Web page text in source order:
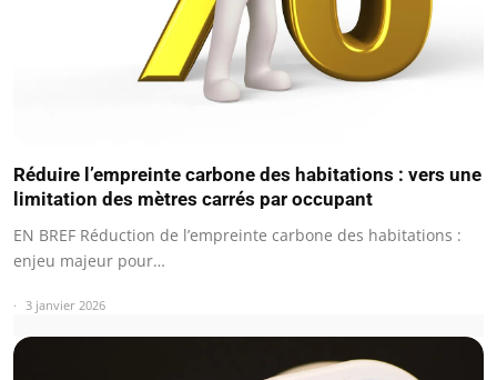
Réduire l’empreinte carbone des habitations : vers une
limitation des mètres carrés par occupant
EN BREF Réduction de l’empreinte carbone des habitations :
enjeu majeur pour…
3 janvier 2026